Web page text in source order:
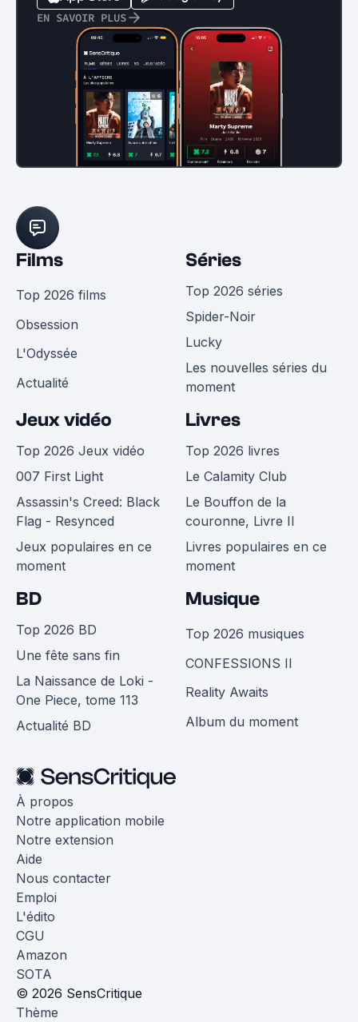
EN SAVOIR PLUS
Films
Top 2026 films
Obsession
L'Odyssée
Actualité
Séries
Top 2026 séries
Spider-Noir
Lucky
Les nouvelles séries du
moment
Jeux vidéo
Top 2026 Jeux vidéo
007 First Light
Assassin's Creed: Black
Flag - Resynced
Jeux populaires en ce
moment
Livres
Top 2026 livres
Le Calamity Club
Le Bouffon de la
couronne, Livre II
Livres populaires en ce
moment
BD
Top 2026 BD
Une fête sans fin
La Naissance de Loki -
One Piece, tome 113
Actualité BD
Musique
Top 2026 musiques
CONFESSIONS II
Reality Awaits
Album du moment
À propos
Notre application mobile
Notre extension
Aide
Nous contacter
Emploi
L'édito
CGU
Amazon
SOTA
© 2026 SensCritique
Thème